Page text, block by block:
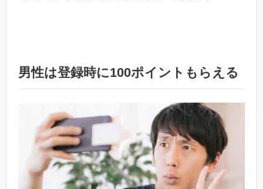
男性は登録時に100ポイントもらえる